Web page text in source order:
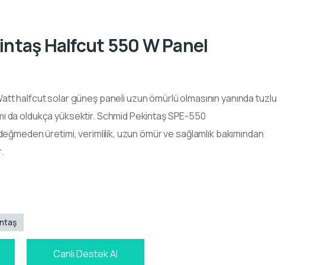
Halfcut 550 W Panel
halfcutsolar güneş paneli uzun ömürlü olmasının yanında tuzlu
da oldukça yüksektir.Schmid Pekintaş SPE-550
üretimi, verimlilik, uzun ömür ve sağlamlık bakımından
Canlı Destek Al